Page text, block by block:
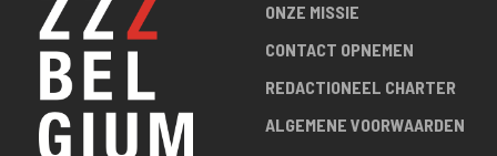
ONZE MISSIE
CONTACT OPNEMEN
REDACTIONEEL CHARTER
ALGEMENE VOORWAARDEN